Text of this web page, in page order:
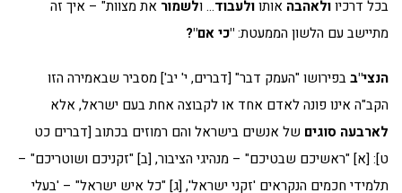
בכל דרכיוולאהבה אותוולעבוד… ולשמור את מצוות" – איך זה
מתיישב עם הלשון הממעטת:"כי אם"?
הנצי"בבפירושו "העמק דבר" [דברים, י' יב'] מסביר שבאמירה הזו
הקב"ה אינו פונה לאדם אחד או לקבוצה אחת בעם ישראל, אלא
לארבעה סוגים של אנשים בישראל והם רמוזים בכתוב [דברים כט
ט]: [א] "ראשיכם שבטיכם" – מנהיגי הציבור, [ב] "זקניכם ושוטריכם" –
תלמידי חכמים הנקראים 'זקני ישראל', [ג] "כל איש ישראל" – 'בעלי